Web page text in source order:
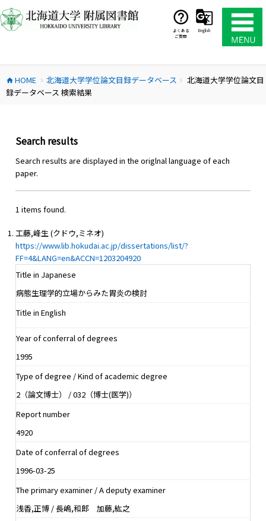
ン
テ
ス
キ
よくある
ご質問
English
home HOME chevron_right 北海道大学学位論文目録データベース chevron_right
北海道大学学位論文目
録データベース 検索結果
Search results
Search results are displayed in the origlnal language of each
paper.
1 items found.
工藤,峰生 (クドウ,ミネオ)
https://www.lib.hokudai.ac.jp/dissertations/list/?
FF=4&LANG=en&ACCN=1203204920
Title in Japanese
病態生理学的立場からみた胃炎の検討
Title in English
Year of conferral of degrees
1995
Type of degree / Kind of academic degree
2（論文博士） / 032（博士(医学)）
Report number
4920
Date of conferral of degrees
1996-03-25
The primary examiner / A deputy examiner
浅香,正博 / 長嶋,和郎 加藤,紘之